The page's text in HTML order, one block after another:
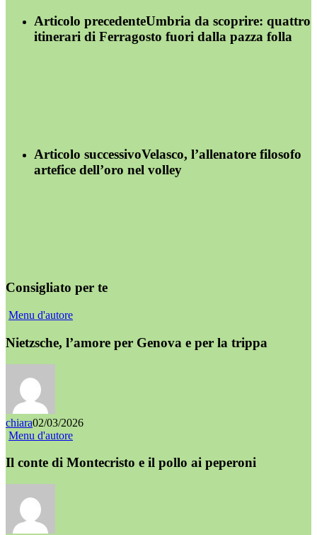
Articolo precedenteUmbria da scoprire: quattro
itinerari di Ferragosto fuori dalla pazza folla
Articolo successivoVelasco, l’allenatore filosofo
artefice dell’oro nel volley
Consigliato per te
Menu d'autore
Nietzsche, l’amore per Genova e per la trippa
chiara02/03/2026
Menu d'autore
Il conte di Montecristo e il pollo ai peperoni